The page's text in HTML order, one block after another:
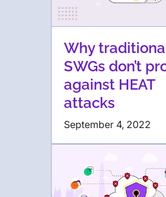
Why
SWGs don’t
against HEAT
attacks
September 4, 2022